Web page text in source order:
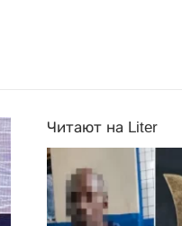
Читают на Liter